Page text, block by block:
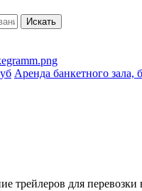
Аренда банкетного зала,
трейлеров для